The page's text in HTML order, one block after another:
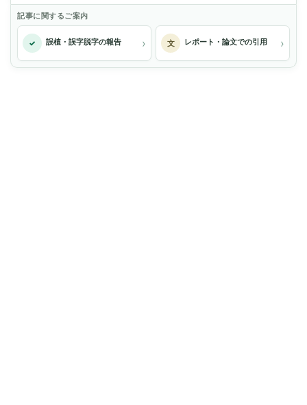
記事に関するご案内
✓ 誤植・誤字脱字の報告 › 文 レポート・論文での引用 ›